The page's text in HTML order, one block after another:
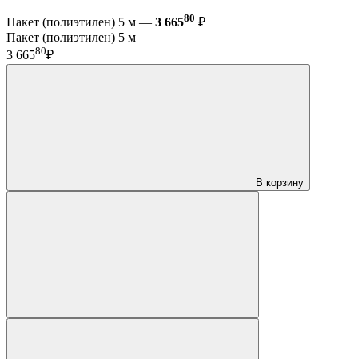
Пакет (полиэтилен) 5 м — 3 66580 ₽
Пакет (полиэтилен) 5 м
3 66580₽
В корзину